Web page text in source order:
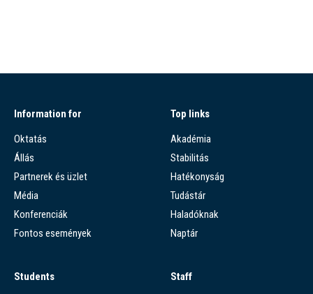
Information for
Oktatás
Állás
Partnerek és üzlet
Média
Konferenciák
Fontos események
Top links
Akadémia
Stabilitás
Hatékonyság
Tudástár
Haladóknak
Naptár
Students
Staff